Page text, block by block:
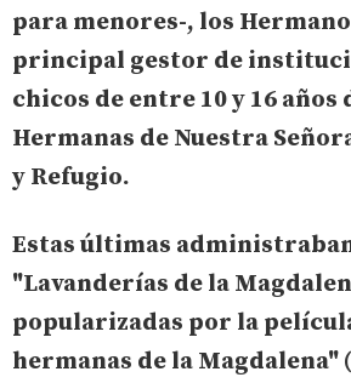
para menores-, los
principal gestor de
chicos de entre 10 y 16 años
Hermanas de Nuestra
y Refugio.
Estas últimas
"Lavanderías de la
popularizadas por la
hermanas de la Magdalena"